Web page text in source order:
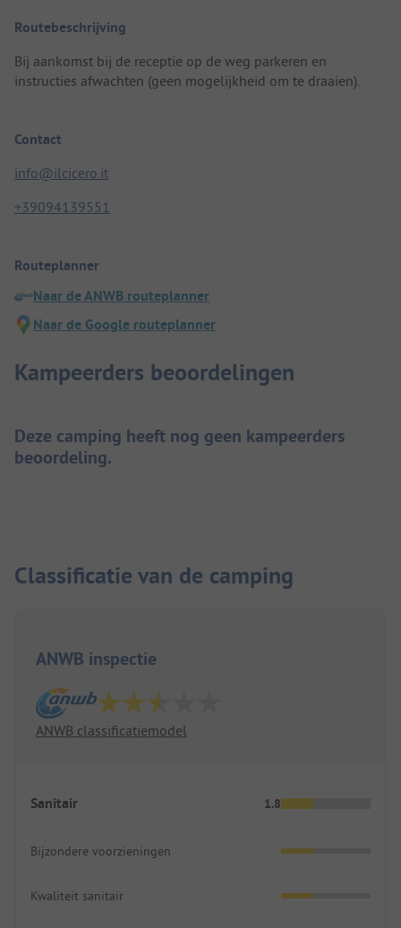
Routebeschrijving
Bij aankomst bij de receptie op de weg parkeren en
instructies afwachten (geen mogelijkheid om te draaien).
Contact
info@ilcicero.it
+39094139551
Routeplanner
Naar de ANWB routeplanner
Naar de Google routeplanner
Kampeerders beoordelingen
Deze camping heeft nog geen kampeerders
beoordeling.
Classificatie van de camping
ANWB inspectie
ANWB classificatiemodel
Sanitair 1.8
Bijzondere voorzieningen
Kwaliteit sanitair